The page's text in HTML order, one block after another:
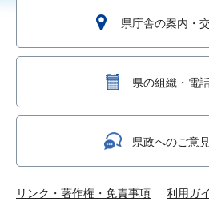
県庁舎の案内・
県の組織・電
県政へのご意
リンク・著作権・免責事項 利用ガ